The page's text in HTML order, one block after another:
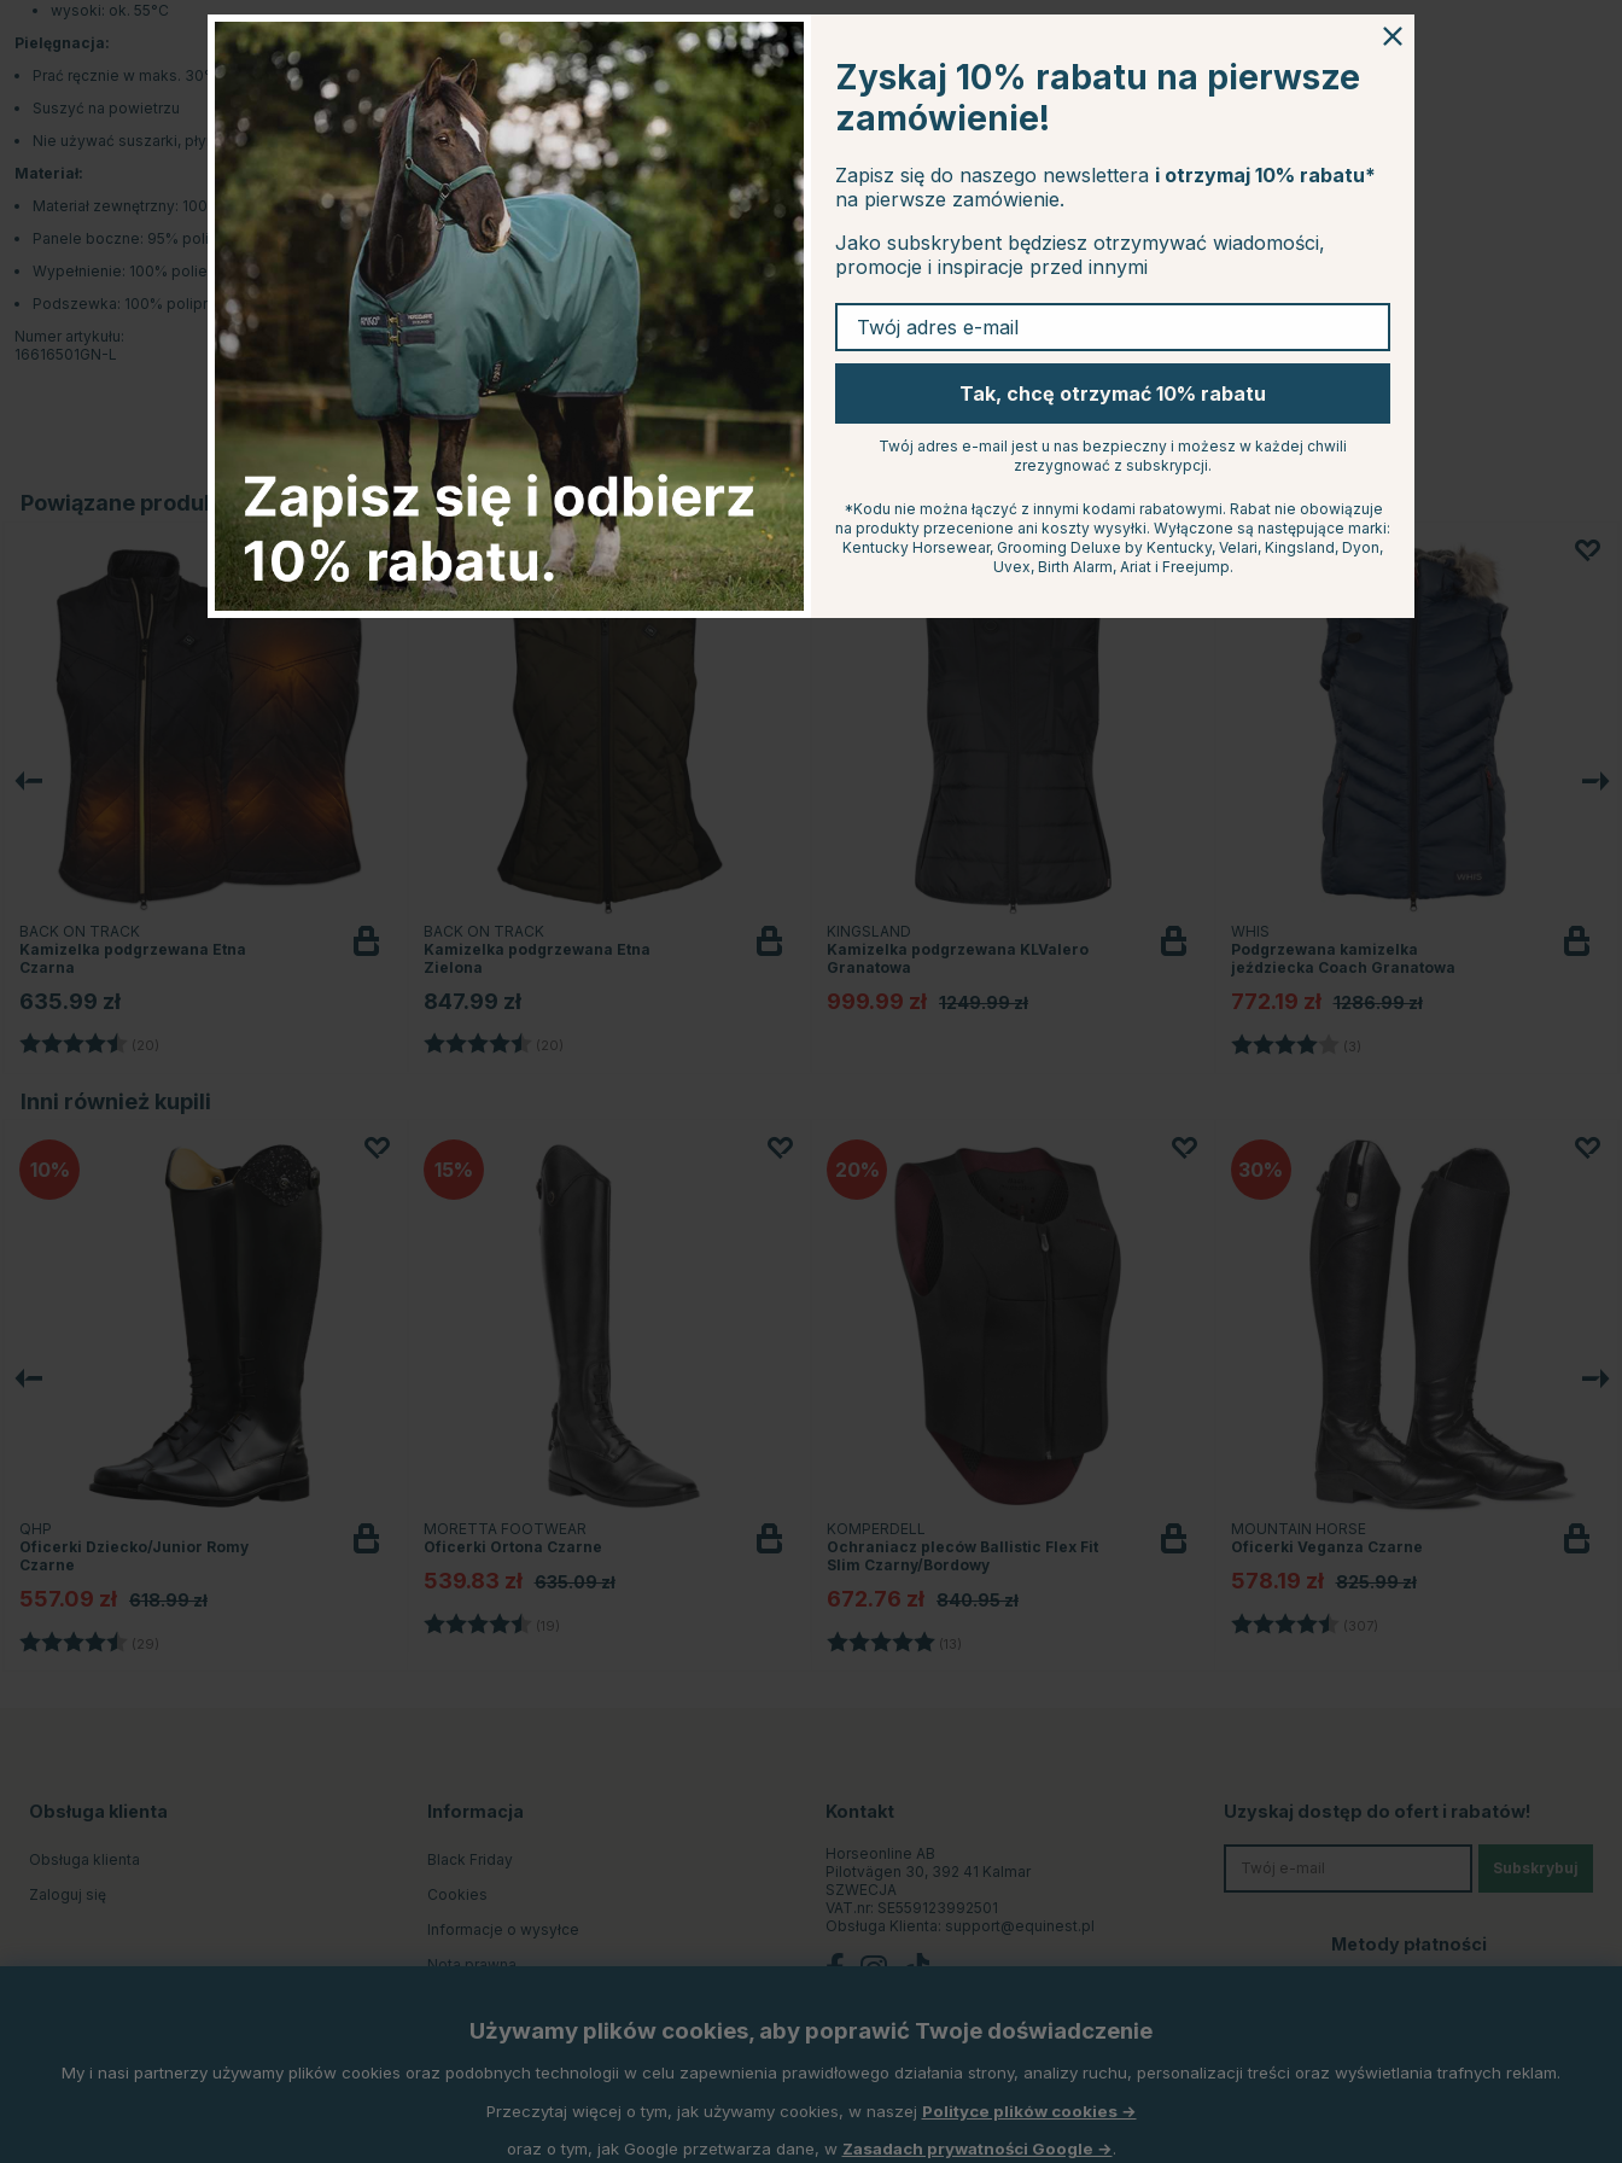
wysoki: ok. 55°C
Pielęgnacja:
Prać ręcznie w maks. 30°C (po wyjęciu powerbanku)
Suszyć na powietrzu
Nie używać suszarki, płynów zmiękczających ani nie prasować
Materiał:
Materiał zewnętrzny: 100% poliester
Panele boczne: 95% poliester, 5% elastan
Wypełnienie: 100% poliester
Podszewka: 100% polipropylen (Welltex®)
Numer artykułu:
16616501GN-L
Powiązane produkty
BACK ON TRACK
Kamizelka podgrzewana Etna
Czarna
635.99 zł
Ocena: (20)
BACK ON TRACK
Kamizelka podgrzewana Etna
Zielona
847.99 zł
Ocena: (20)
KINGSLAND
Kamizelka podgrzewana KLValero
Granatowa
999.99 zł 1249.99 zł
WHIS
Podgrzewana kamizelka
jeździecka Coach Granatowa
772.19 zł 1286.99 zł
Ocena: (3)
Inni również kupili
10
QHP
Oficerki Dziecko/Junior Romy
Czarne
557.09 zł 618.99 zł
Ocena: (29)
15
MORETTA FOOTWEAR
Oficerki Ortona Czarne
539.83 zł 635.09 zł
Ocena: (19)
20
KOMPERDELL
Ochraniacz pleców Ballistic Flex Fit
Slim Czarny/Bordowy
672.76 zł 840.95 zł
Ocena: (13)
30
MOUNTAIN HORSE
Oficerki Veganza Czarne
578.19 zł 825.99 zł
Ocena: (307)
Obsługa klienta
Obsługa klienta
Zaloguj się
Informacja
Black Friday
Cookies
Informacje o wysyłce
Nota prawna
Regulamin sklepu
Kontakt
Horseonline AB
Pilotvägen 30, 392 41 Kalmar
SZWECJA
VAT.nr: SE559123992501
Obsługa Klienta: support@equinest.pl
Uzyskaj dostęp do ofert i rabatów!
Subskrybuj
Metody płatności
Używamy plików cookies, aby poprawić Twoje doświadczenie
My i nasi partnerzy używamy plików cookies oraz podobnych technologii w celu zapewnienia prawidłowego działania strony, analizy ruchu, personalizacji treści oraz wyświetlania trafnych reklam.
Przeczytaj więcej o tym, jak używamy cookies, w naszej Polityce plików cookies →
oraz o tym, jak Google przetwarza dane, w Zasadach prywatności Google →.
Zyskaj 10% rabatu na pierwsze
zamówienie!
Zapisz się do naszego newslettera i otrzymaj 10% rabatu*
na pierwsze zamówienie.
Jako subskrybent będziesz otrzymywać wiadomości,
promocje i inspiracje przed innymi
Twój adres e-mail
Tak, chcę otrzymać 10% rabatu
Twój adres e-mail jest u nas bezpieczny i możesz w każdej chwili
zrezygnować z subskrypcji.
*Kodu nie można łączyć z innymi kodami rabatowymi. Rabat nie obowiązuje
na produkty przecenione ani koszty wysyłki. Wyłączone są następujące marki:
Kentucky Horsewear, Grooming Deluxe by Kentucky, Velari, Kingsland, Dyon,
Uvex, Birth Alarm, Ariat i Freejump.